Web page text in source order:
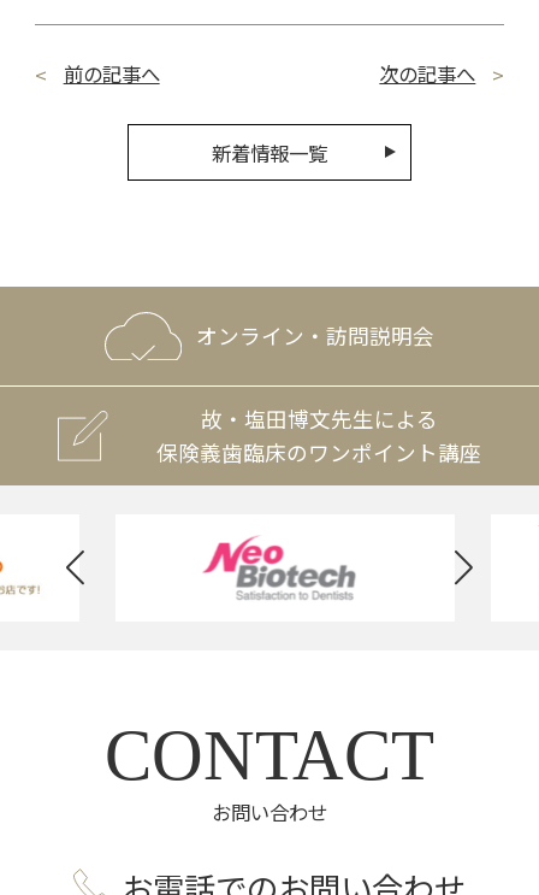
前の記事へ 次の記事へ
新着情報一覧
オンライン・訪問説明会
故・塩田博文先生による
保険義歯臨床のワンポイント講座
CONTACT
お問い合わせ